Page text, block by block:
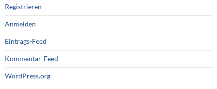
Registrieren
Anmelden
Eintrags-Feed
Kommentar-Feed
WordPress.org